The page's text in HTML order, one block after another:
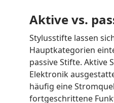
Aktive vs.
Stylusstifte lassen
Hauptkategorien
passive Stifte. Aktive
Elektronik
häufig eine
fortgeschrittene